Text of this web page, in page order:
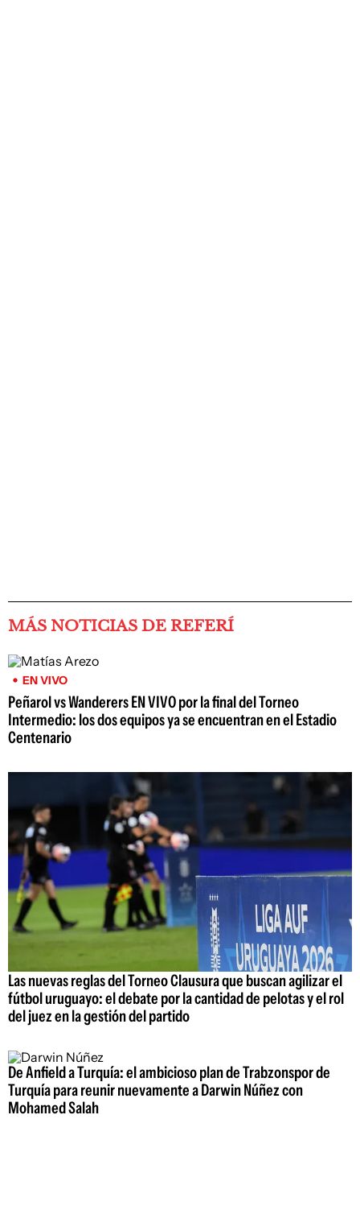
MÁS NOTICIAS DE REFERÍ
EN VIVO
Peñarol vs Wanderers EN VIVO por la final del Torneo
Intermedio: los dos equipos ya se encuentran en el Estadio
Centenario
Las nuevas reglas del Torneo Clausura que buscan agilizar el
fútbol uruguayo: el debate por la cantidad de pelotas y el rol
del juez en la gestión del partido
De Anfield a Turquía: el ambicioso plan de Trabzonspor de
Turquía para reunir nuevamente a Darwin Núñez con
Mohamed Salah